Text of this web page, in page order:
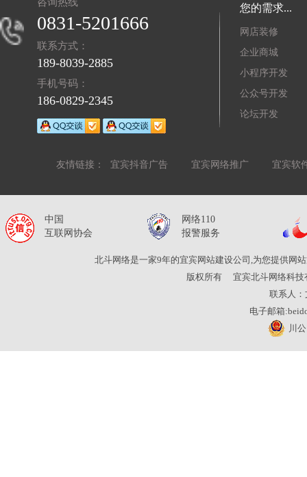
0831-5201666
联系方式：
189-8039-2885
手机号码：
186-0829-2345
您的需求...
网店装修
企业商城
小程序开发
公众号开发
论坛开发
友情链接： 宜宾抖音广告 宜宾网络推广 宜宾软
中国
互联网协会
网络110
报警服务
北斗网络是一家9年的宜宾网站建设公司,为您提供网
版权所有
宜宾北斗网络科技
联系人：
电子邮箱
川